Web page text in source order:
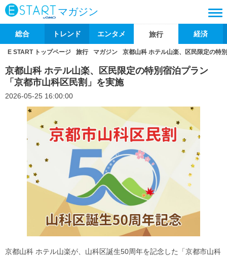
マガジン
総合 トレンド エンタメ 旅行 経済
E START トップページ 旅行 マガジン 京都山科 ホテル山楽、区民限定の特
京都山科 ホテル山楽、区民限定の特別宿泊プラン
「京都市山科区民割」を実施
2026-05-25 16:00:00
京都山科 ホテル山楽が、山科区誕生50周年を記念した「京都市山科